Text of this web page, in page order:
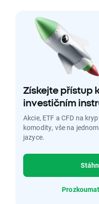
Získejte přístup
investičním
Akcie, ETF a CFD na
komodity, vše na
jazyce.